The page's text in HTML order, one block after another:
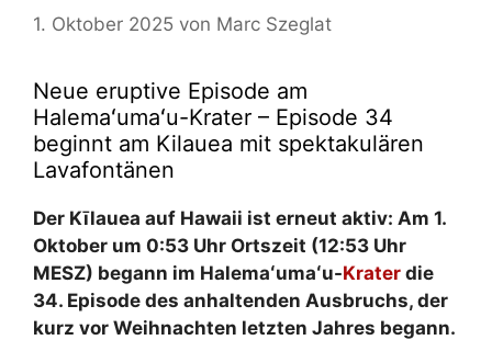
1. Oktober 2025 von Marc Szeglat
Neue eruptive Episode am
Halemaʻumaʻu-Krater – Episode 34
beginnt am Kilauea mit spektakulären
Lavafontänen
Der Kīlauea auf Hawaii ist erneut aktiv: Am 1.
Oktober um 0:53 Uhr Ortszeit (12:53 Uhr
MESZ) begann im Halemaʻumaʻu-Krater die
34. Episode des anhaltenden Ausbruchs, der
kurz vor Weihnachten letzten Jahres begann.